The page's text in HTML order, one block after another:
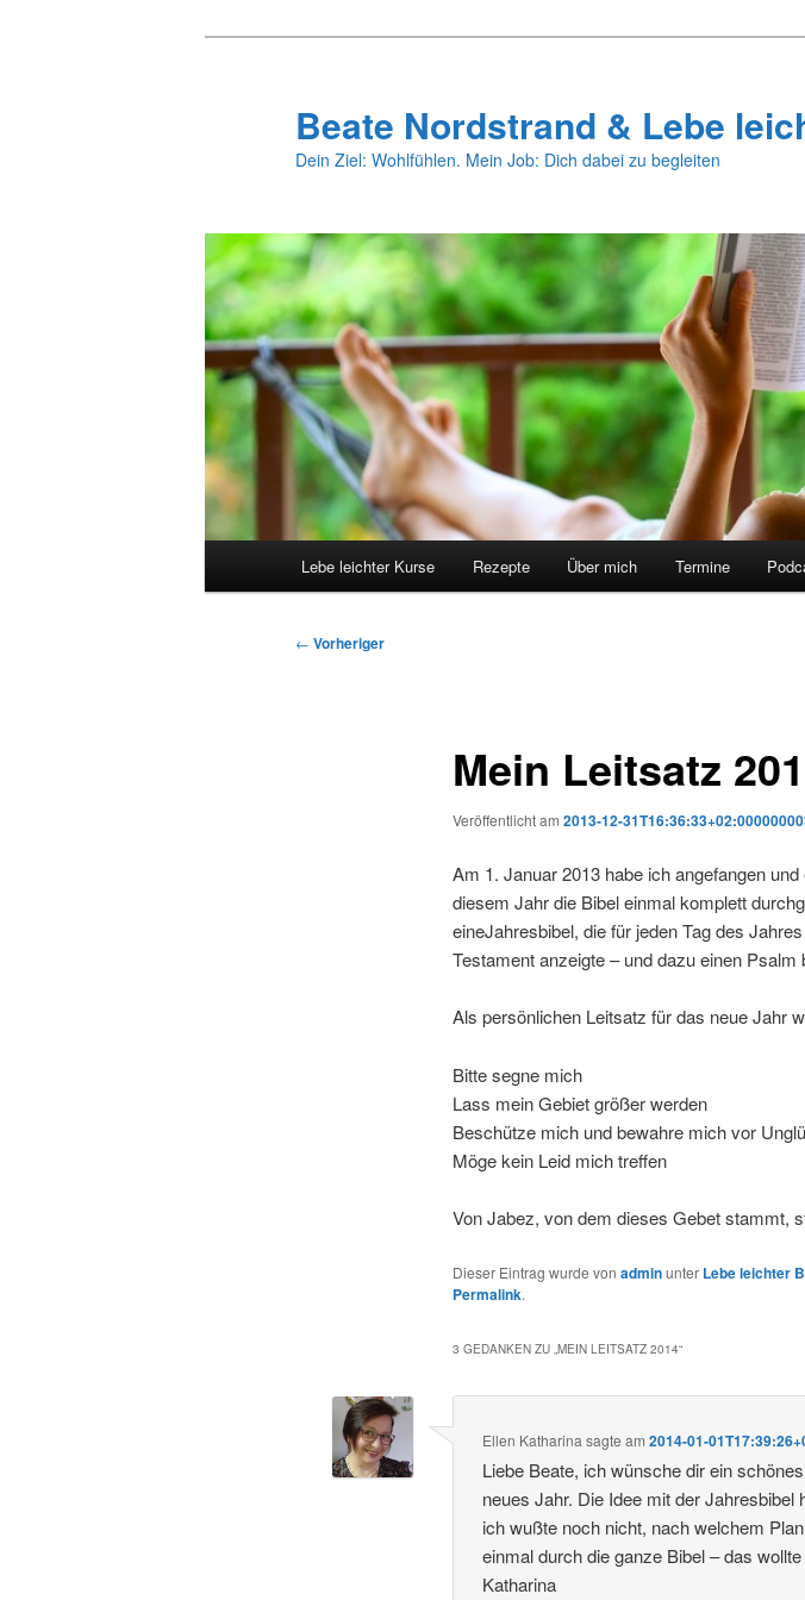
Beate Nordstrand & Lebe
Dein Ziel: Wohlfühlen. Mein Job: Dich dabei zu begleiten
Lebe leichter Kurse Rezepte Über mich Termine
Beitragsnavigation
← Vorheriger
Mein Leitsatz
Veröffentlicht am 2013-12-
Am 1. Januar 2013 habe ich angefangen
diesem Jahr die Bibel einmal komplett
eineJahresbibel, die für jeden Tag des
Testament anzeigte – und dazu einen
Als persönlichen Leitsatz für das neue Jahr
Bitte segne mich
Lass mein Gebiet größer werden
Beschütze mich und bewahre mich vor
Möge kein Leid mich treffen
Von Jabez, von dem dieses Gebet stammt,
Dieser Eintrag wurde von adminunter Lebe leichter
Permalink.
3 GEDANKEN ZU „MEIN LEITSATZ 2014“
Ellen Katharina sagte am2014-01-
Liebe Beate, ich wünsche dir ein
neues Jahr. Die Idee mit der
ich wußte noch nicht, nach welchem
einmal durch die ganze Bibel – das
Katharina